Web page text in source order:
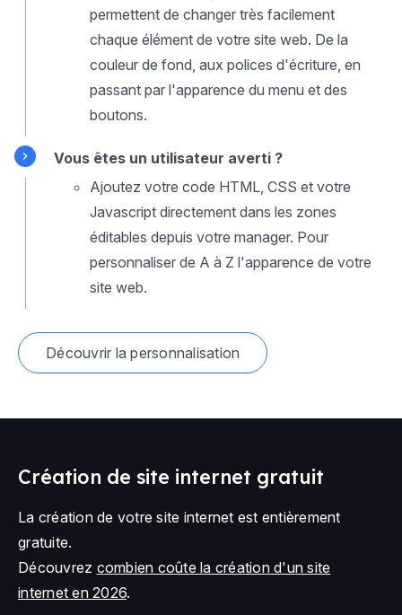
permettent de changer très facilement
chaque élément de votre site web. De la
couleur de fond, aux polices d'écriture, en
passant par l'apparence du menu et des
boutons.
Vous êtes un utilisateur averti ?
Ajoutez votre code HTML, CSS et votre
Javascript directement dans les zones
éditables depuis votre manager. Pour
personnaliser de A à Z l'apparence de votre
site web.
Découvrir la personnalisation
Création de site internet gratuit
La création de votre site internet est entièrement
gratuite.
Découvrez combien coûte la création d'un site
internet en 2026.